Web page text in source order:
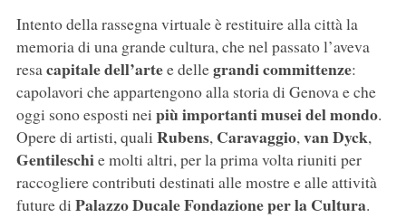
Intento della rassegna virtuale è restituire alla città la
memoria di una grande cultura, che nel passato l’aveva
resacapitale dell’artee dellegrandi committenze:
capolavori che appartengono alla storia di Genova e che
oggi sono esposti nei più importanti musei del mondo.
Opere di artisti, quali Rubens, Caravaggio,van Dyck,
Gentileschie molti altri, per la prima volta riuniti per
raccogliere contributi destinati alle mostre e alle attività
future di Palazzo Ducale Fondazione per la Cultura.